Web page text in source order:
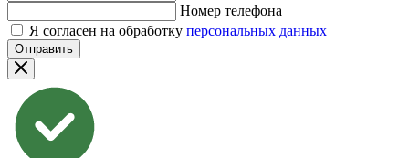
Номер телефона
Я согласен на обработку персональных данных
Отправить